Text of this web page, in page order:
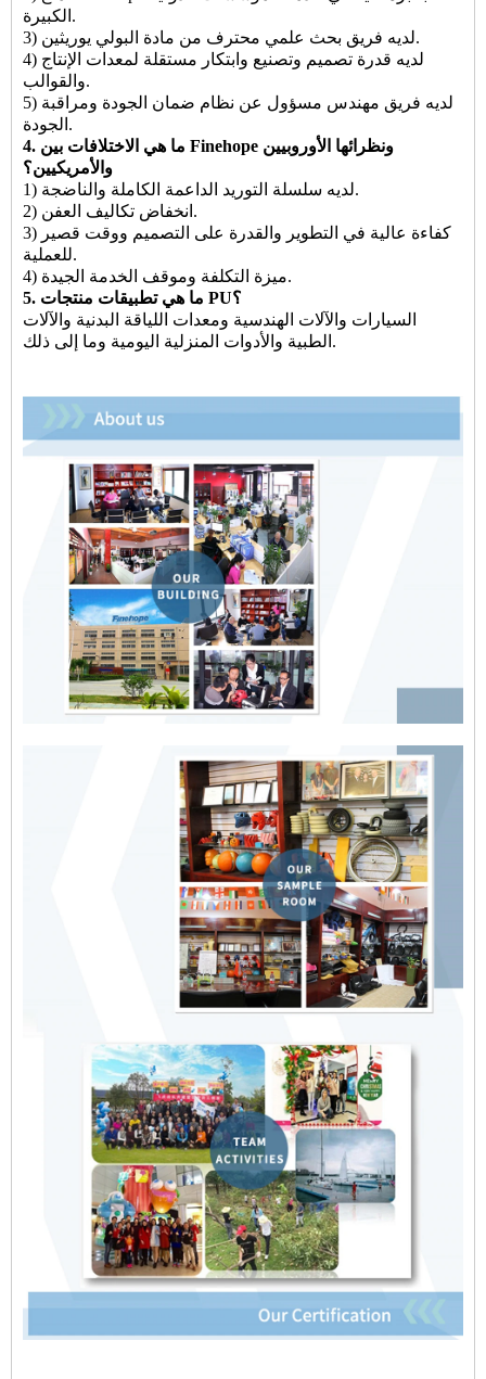
الكبيرة.
3) لديه فريق بحث علمي محترف من مادة البولي يوريثين.
4) لديه قدرة تصميم وتصنيع وابتكار مستقلة لمعدات الإنتاج
والقوالب.
5) لديه فريق مهندس مسؤول عن نظام ضمان الجودة ومراقبة
الجودة.
4. ما هي الاختلافات بين Finehope ونظرائها الأوروبيين
والأمريكيين؟
1) لديه سلسلة التوريد الداعمة الكاملة والناضجة.
2) انخفاض تكاليف العفن.
3) كفاءة عالية في التطوير والقدرة على التصميم ووقت قصير
للعملية.
4) ميزة التكلفة وموقف الخدمة الجيدة.
5. ما هي تطبيقات منتجات PU؟
السيارات والآلات الهندسية ومعدات اللياقة البدنية والآلات
الطبية والأدوات المنزلية اليومية وما إلى ذلك.